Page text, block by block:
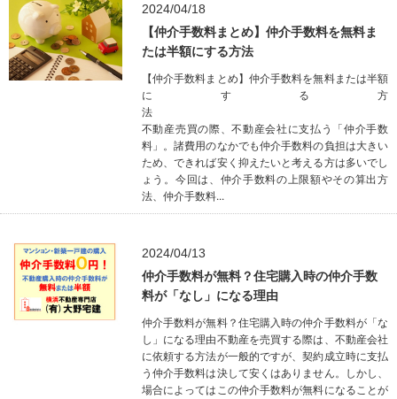
2024/04/18
【仲介手数料まとめ】仲介手数料を無料ま
たは半額にする方法
【仲介手数料まとめ】仲介手数料を無料または半額
にする方
不動産売買の際、不動産会社に支払う「仲介手数
料」。諸費用のなかでも仲介手数料の負担は大きい
ため、できれば安く抑えたいと考える方は多いでし
ょう。今回は、仲介手数料の上限額やその算出方
法、仲介手数料...
2024/04/13
仲介手数料が無料？住宅購入時の仲介手数
料が「なし」になる理由
仲介手数料が無料？住宅購入時の仲介手数料が「な
し」になる理由不動産を売買する際は、不動産会社
に依頼する方法が一般的ですが、契約成立時に支払
う仲介手数料は決して安くはありません。しかし、
場合によってはこの仲介手数料が無料になることが